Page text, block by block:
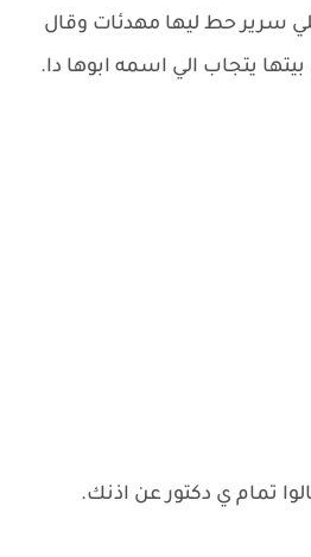
سرير حط ليها مهدئات وقال
يتجاب الي اسمه ابوها دا.
تمام ي دكتور عن اذنك.